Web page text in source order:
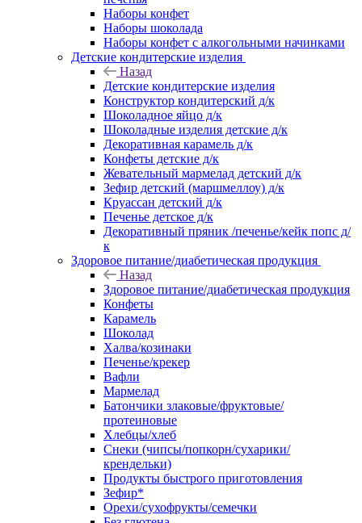
Наборы конфет
Наборы шоколада
Наборы конфет с алкогольными начинками
Детские кондитерские изделия
Назад
Детские кондитерские изделия
Конструктор кондитерский д/к
Шоколадное яйцо д/к
Шоколадные изделия детские д/к
Декоративная карамель д/к
Конфеты детские д/к
Жевательный мармелад детский д/к
Зефир детский (маршмеллоу) д/к
Круассан детский д/к
Печенье детское д/к
Декоративный пряник /печенье/кейк попс д/
к
Здоровое питание/диабетическая продукция
Назад
Здоровое питание/диабетическая продукция
Конфеты
Карамель
Шоколад
Халва/козинаки
Печенье/крекер
Вафли
Мармелад
Батончики злаковые/фруктовые/
протеиновые
Хлебцы/хлеб
Снеки (чипсы/попкорн/сухарики/
крендельки)
Продукты быстрого приготовления
Зефир*
Орехи/сухофрукты/семечки